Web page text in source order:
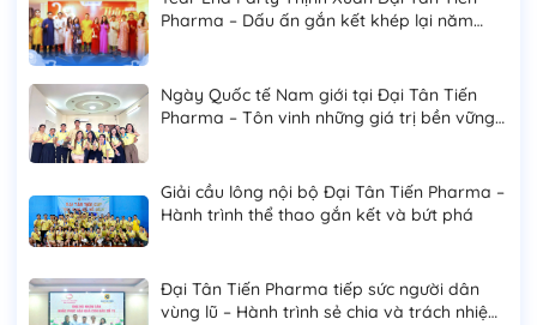
Pharma – Dấu ấn gắn kết khép lại năm
Ngày Quốc tế Nam giới tại Đại Tân Tiến
Pharma – Tôn vinh những giá trị bền vững
Giải cầu lông nội bộ Đại Tân Tiến Pharma –
Hành trình thể thao gắn kết và bứt phá
Đại Tân Tiến Pharma tiếp sức người dân
vùng lũ – Hành trình sẻ chia và trách nhiệm